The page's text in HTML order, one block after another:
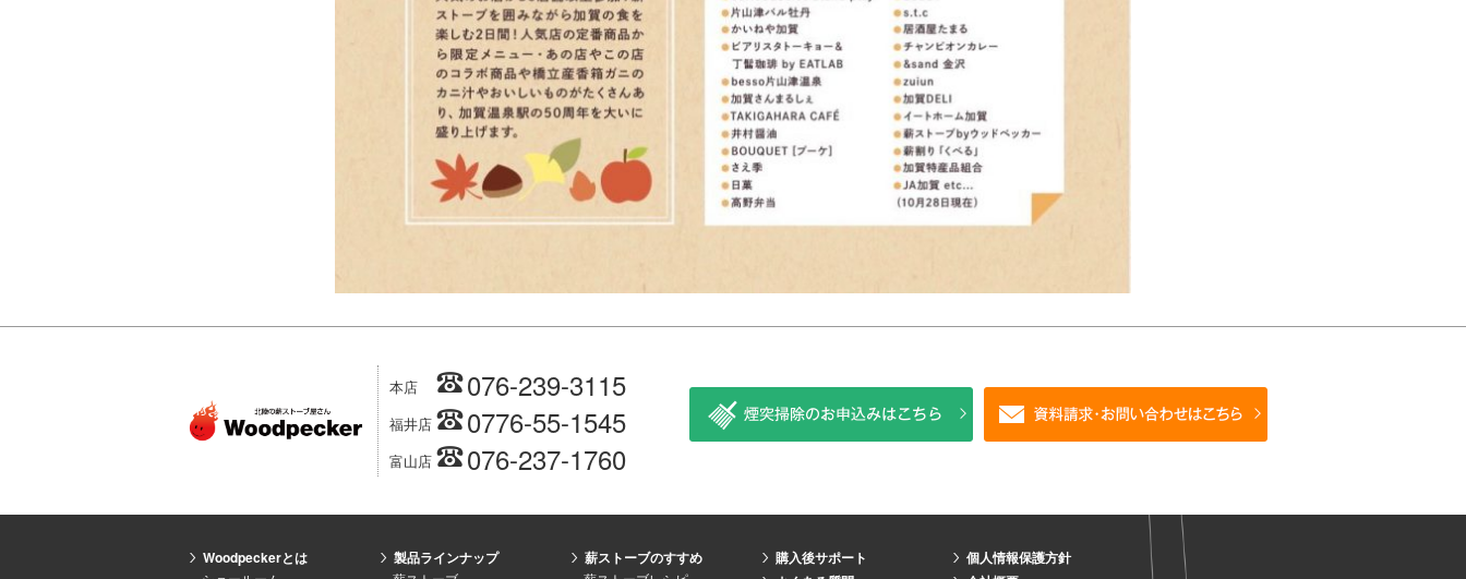
本店 076-239-3115
福井店 0776-55-1545
富山店 076-237-1760
Woodpeckerとは 製品ラインナップ 薪ストーブのすすめ
購入後サポート
個人情報保護方針